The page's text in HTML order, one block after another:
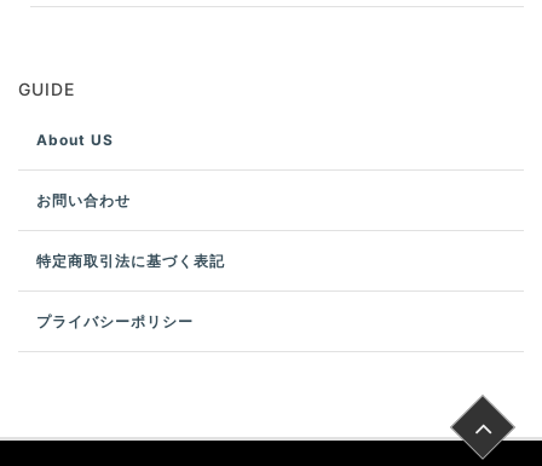
GUIDE
About US
お問い合わせ
特定商取引法に基づく表記
プライバシーポリシー